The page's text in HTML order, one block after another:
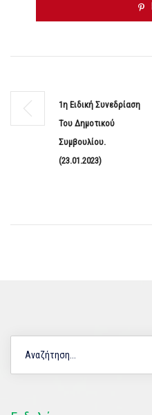
1η Ειδική Συνεδρίαση
Του Δημοτικού
Συμβουλίου.
(23.01.2023)